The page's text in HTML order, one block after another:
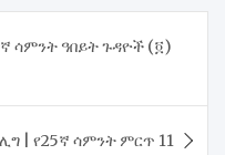
ሳምንት ዓበይት ጉዳዮች (፬)
| የ25ኛ ሳምንት ምርጥ 11